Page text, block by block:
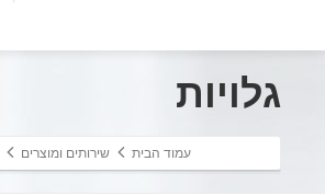
גלויות
עמוד הבית שירותים ומוצרים